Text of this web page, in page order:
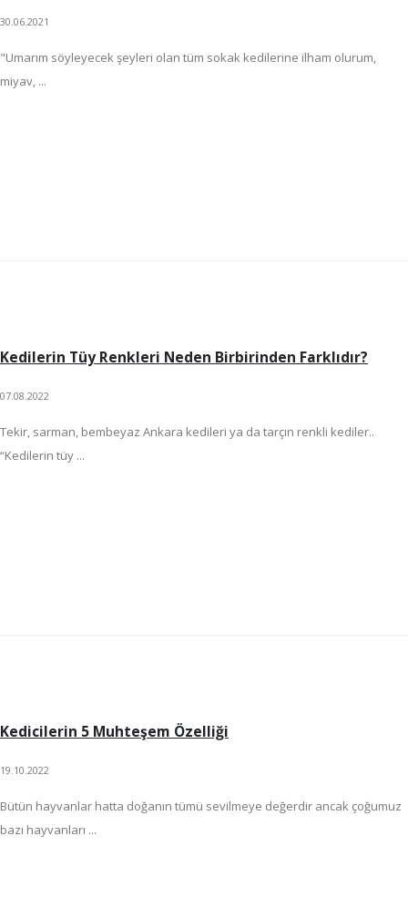
30.06.2021
"Umarım söyleyecek şeyleri olan tüm sokak kedilerine ilham olurum,
miyav, ...
Kedilerin Tüy Renkleri Neden Birbirinden Farklıdır?
07.08.2022
Tekir, sarman, bembeyaz Ankara kedileri ya da tarçın renkli kediler..
“Kedilerin tüy ...
Kedicilerin 5 Muhteşem Özelliği
19.10.2022
Bütün hayvanlar hatta doğanın tümü sevilmeye değerdir ancak çoğumuz
bazı hayvanları ...